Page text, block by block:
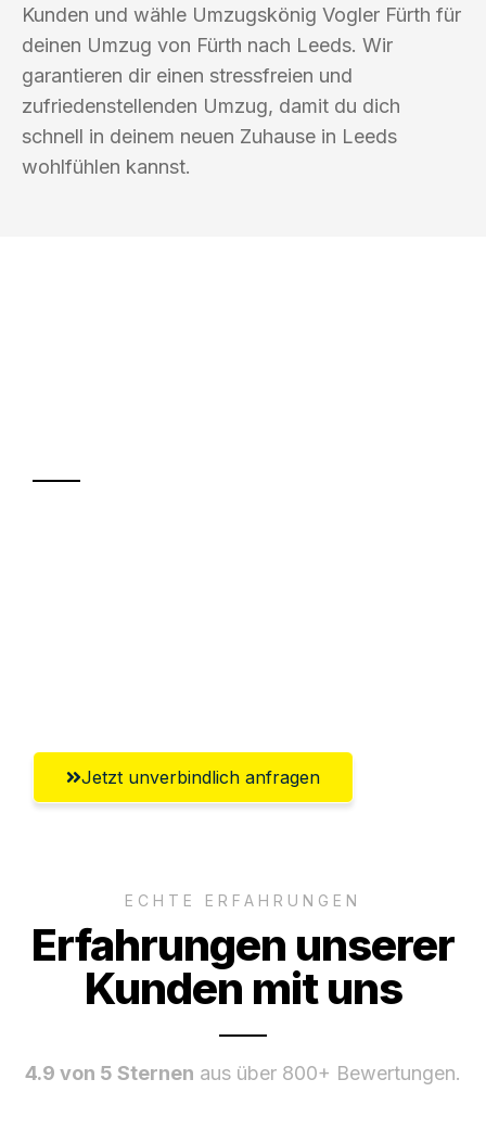
Kunden und wähle Umzugskönig Vogler Fürth für
deinen Umzug von Fürth nach Leeds. Wir
garantieren dir einen stressfreien und
zufriedenstellenden Umzug, damit du dich
schnell in deinem neuen Zuhause in Leeds
wohlfühlen kannst.
Jetzt unverbindlich anfragen
ECHTE ERFAHRUNGEN
Erfahrungen unserer
Kunden mit uns
4.9 von 5 Sternen aus über 800+ Bewertungen.